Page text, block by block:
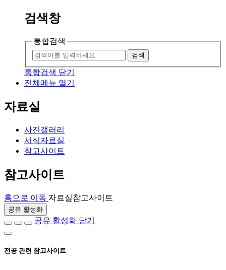
검색창
통합검색
검색
통합검색 닫기
전체메뉴 열기
자료실
사진갤러리
서식자료실
참고사이트
참고사이트
홈으로 이동 자료실참고사이트
공유 활성화
공유 활성화 닫기
전공 관련 참고사이트